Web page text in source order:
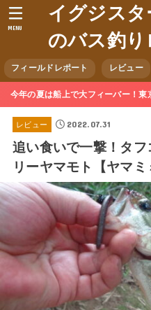
イグジス
のバス釣
フィールドレポート レビュー
MENU
今年の夏は船上で大フィーバー！東
レビュー 2022.07.31
追い食いで一撃！タ
リーヤマモト【ヤマ